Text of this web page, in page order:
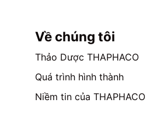
Về chúng tôi
Thảo Dược THAPHACO
Quá trình hình thành
Niềm tin của THAPHACO